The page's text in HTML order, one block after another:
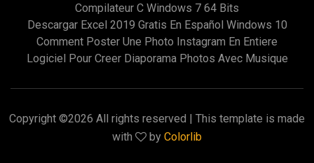
Compilateur C Windows 7 64 Bits
Descargar Excel 2019 Gratis En Español Windows 10
Comment Poster Une Photo Instagram En Entiere
Logiciel Pour Creer Diaporama Photos Avec Musique
Copyright ©2026 All rights reserved | This template is made
with
by Colorlib